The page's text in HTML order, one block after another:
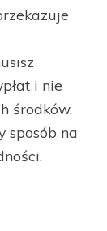
i nie
środków.
sposób na